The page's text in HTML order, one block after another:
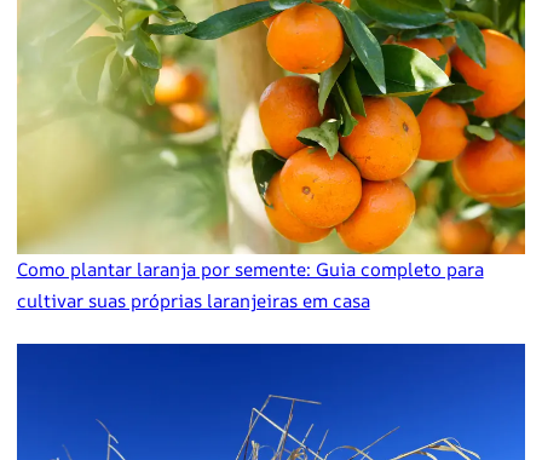
Como plantar laranja por semente: Guia completo para
cultivar suas próprias laranjeiras em casa